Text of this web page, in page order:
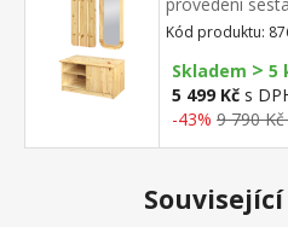
botníku 874 a
policí (š/h/v)
botníku (š/h/
zrcadla (š/h/v)
Kód produktu:
Skladem > 5
5 499 Kč s
-43% 9 790